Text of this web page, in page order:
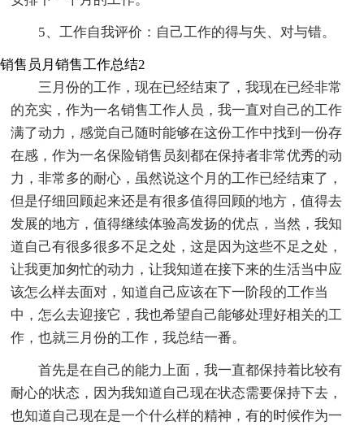
5、工作自我评价：自己工作的得与失、对与错。
销售员月销售工作总结2
三月份的工作，现在已经结束了，我现在已经非常
的充实，作为一名销售工作人员，我一直对自己的工作
满了动力，感觉自己随时能够在这份工作中找到一份存
在感，作为一名保险销售员刻都在保持者非常优秀的动
力，非常多的耐心，虽然说这个月的工作已经结束了，
但是仔细回顾起来还是有很多值得回顾的地方，值得去
发展的地方，值得继续体验高发扬的优点，当然，我知
道自己有很多很多不足之处，这是因为这些不足之处，
让我更加匆忙的动力，让我知道在接下来的生活当中应
该怎么样去面对，知道自己应该在下一阶段的工作当
中，怎么去迎接它，我也希望自己能够处理好相关的工
作，也就三月份的工作，我总结一番。
首先是在自己的能力上面，我一直都保持着比较有
耐心的状态，因为我知道自己现在状态需要保持下去，
也知道自己现在是一个什么样的精神，有的时候作为一